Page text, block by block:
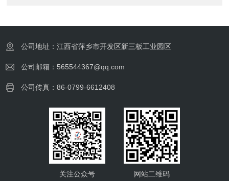
公司地址：江西省萍乡市开发区新三板工业园区
公司邮箱：565544367@qq.com
公司传真：86-0799-6612408
关注公众号 网站二维码